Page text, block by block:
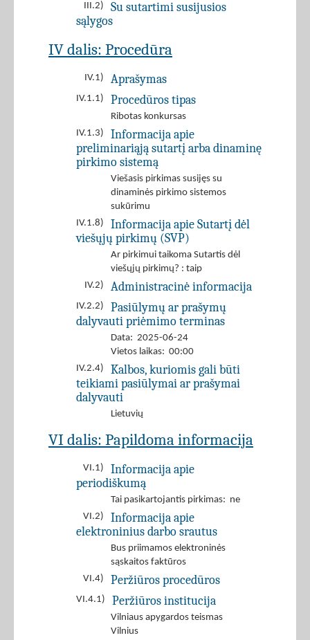
III.2)
Su sutartimi susijusios
sąlygos
IV dalis: Procedūra
IV.1) Aprašymas
IV.1.1) Procedūros tipas
Ribotas konkursas
IV.1.3)
Informacija apie
preliminariąją sutartį arba dinaminę
pirkimo sistemą
Viešasis pirkimas susijęs su
dinaminės pirkimo sistemos
sukūrimu
IV.1.8)
Informacija apie Sutartį dėl
viešųjų pirkimų (SVP)
Ar pirkimui taikoma Sutartis dėl
viešųjų pirkimų? : taip
IV.2)
Administracinė informacija
IV.2.2)
Pasiūlymų ar prašymų
dalyvauti priėmimo terminas
Data: 2025-06-24
Vietos laikas: 00:00
IV.2.4)
Kalbos, kuriomis gali būti
teikiami pasiūlymai ar prašymai
dalyvauti
Lietuvių
VI dalis: Papildoma informacija
VI.1)
Informacija apie
periodiškumą
Tai pasikartojantis pirkimas: ne
VI.2)
Informacija apie
elektroninius darbo srautus
Bus priimamos elektroninės
sąskaitos faktūros
VI.4)
Peržiūros procedūros
VI.4.1) Peržiūros institucija
Vilniaus apygardos teismas
Vilnius